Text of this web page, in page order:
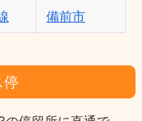
備前市
停